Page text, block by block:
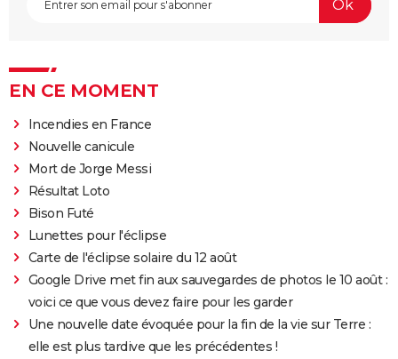
EN CE MOMENT
Incendies en France
Nouvelle canicule
Mort de Jorge Messi
Résultat Loto
Bison Futé
Lunettes pour l'éclipse
Carte de l'éclipse solaire du 12 août
Google Drive met fin aux sauvegardes de photos le 10 août :
voici ce que vous devez faire pour les garder
Une nouvelle date évoquée pour la fin de la vie sur Terre :
elle est plus tardive que les précédentes !